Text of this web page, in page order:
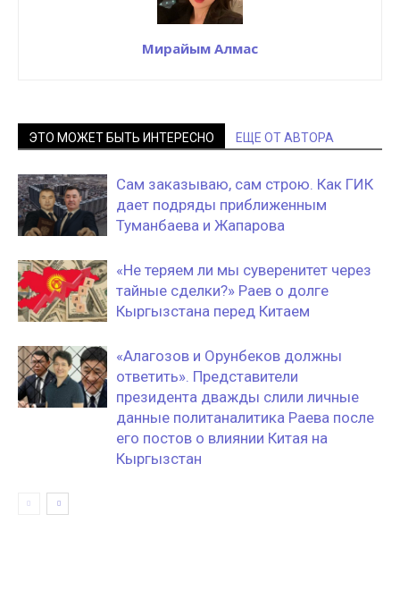
Мирайым Алмас
ЭТО МОЖЕТ БЫТЬ ИНТЕРЕСНО ЕЩЕ ОТ АВТОРА
Сам заказываю, сам строю. Как ГИК
дает подряды приближенным
Туманбаева и Жапарова
«Не теряем ли мы суверенитет через
тайные сделки?» Раев о долге
Кыргызстана перед Китаем
«Алагозов и Орунбеков должны
ответить». Представители
президента дважды слили личные
данные политаналитика Раева после
его постов о влиянии Китая на
Кыргызстан